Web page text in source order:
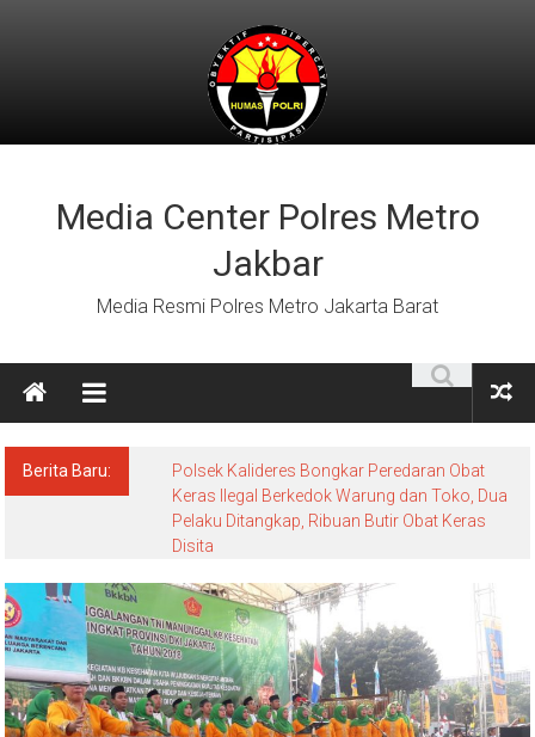
Media Center Polres Metro
Jakbar
Media Resmi Polres Metro Jakarta Barat
Berita Baru:
Polsek Kalideres Bongkar Peredaran Obat
Keras Ilegal Berkedok Warung dan Toko, Dua
Pelaku Ditangkap, Ribuan Butir Obat Keras
Disita